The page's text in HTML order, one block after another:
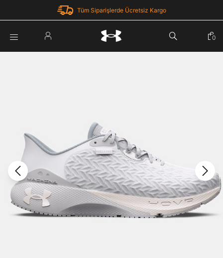
Tüm Siparişlerde Ücretsiz Kargo
Şifremi Unuttum
Giriş Yap
Under Armour'da yeni misiniz? Kayıt Ol
Üye Olmadan Devam Et
0
Parola Yenileme
Parolayı Yenile
Giriş Sayfasına Dön
Zaten hesabın var mı? Giriş yap